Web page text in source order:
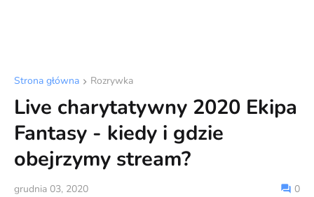
Strona główna Rozrywka
Live charytatywny 2020 Ekipa
Fantasy - kiedy i gdzie
obejrzymy stream?
grudnia 03, 2020 0